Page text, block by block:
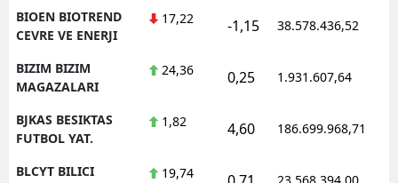
BIOEN BIOTREND
CEVRE VE ENERJI
17,22 -1,15 38.578.436,52
BIZIM BIZIM
MAGAZALARI
24,36 0,25 1.931.607,64
BJKAS BESIKTAS
FUTBOL YAT.
1,82 4,60 186.699.968,71
BLCYT BILICI
19,74 23.568.394,00